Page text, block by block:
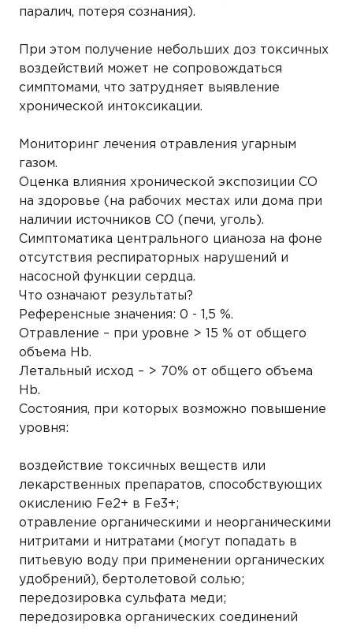
паралич, потеря сознания).
При этом получение небольших доз токсичных
воздействий может не сопровождаться
симптомами, что затрудняет выявление
хронической интоксикации.
Мониторинг лечения отравления угарным
газом.
Оценка влияния хронической экспозиции СО
на здоровье (на рабочих местах или дома при
наличии источников СО (печи, уголь).
Симптоматика центрального цианоза на фоне
отсутствия респираторных нарушений и
насосной функции сердца.
Что означают результаты?
Референсные значения: 0 - 1,5 %.
Отравление – при уровне > 15 % от общего
объема Hb.
Летальный исход – > 70% от общего объема
Hb.
Состояния, при которых возможно повышение
уровня:
воздействие токсичных веществ или
лекарственных препаратов, способствующих
окислению Fe2+ в Fe3+;
отравление органическими и неорганическими
нитритами и нитратами (могут попадать в
питьевую воду при применении органических
удобрений), бертолетовой солью;
передозировка сульфата меди;
передозировка органических соединений